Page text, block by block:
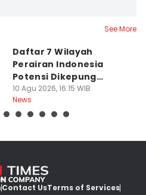
See More
Daftar 7 Wilayah
Perairan Indonesia
Potensi Dikepung
Gelombang Ekstrem
10 Agu 2026, 16:15 WIB
News
Contact UsTerms of Services